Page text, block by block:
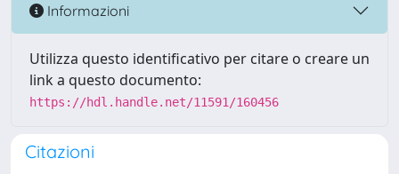
Informazioni
Utilizza questo identificativo per citare o creare un
link a questo documento:
https://hdl.handle.net/11591/160456
Citazioni